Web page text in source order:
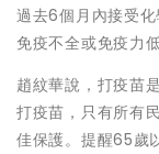
過去6個月內接受
免疫不全或免疫力
趙紋華說，打疫苗
打疫苗，只有所有
佳保護。提醒65歲